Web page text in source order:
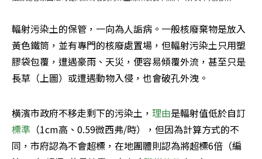
輻射污染土的保管，一向為人詬病。一般核廢棄物是放入
黃色鐵筒，並有專門的核廢處置場，但輻射污染土只用塑
膠袋包覆，遭遇豪雨、天災，便容易傾覆外流，甚至只是
長草（上圖）或遭遇動物入侵，也會破孔外洩。
橫濱市政府不移走剩下的污染土， 理由是輻射值低於自訂
標準 （1cm高、0.59微西弗/時），但因為計算方式的不
同，市府認為不會超標，在地團體則認為將超標6倍（編